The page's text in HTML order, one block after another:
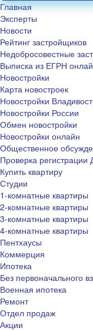
Главная
Эксперты
Новости
Рейтинг застройщиков
Недобросовестные
Выписка из ЕГРН
Новостройки
Карта новостроек
Новостройки
Новостройки России
Обмен новостройки
Новостройки онлайн
Общественное
Проверка регистрации
Купить квартиру
Студии
1-комнатные квартиры
2-комнатные квартиры
3-комнатные квартиры
4-комнатные квартиры
Пентхаусы
Коммерция
Ипотека
Без первоначального
Военная ипотека
Ремонт
Отдел продаж
Акции